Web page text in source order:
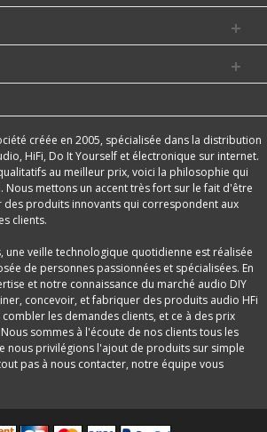
créée en 2005, spécialisée dans la distribution
HiFi, Do It Yourself et électronique sur internet.
au meilleur prix, voici la philosophie qui
Nous mettons un accent très fort sur le fait d'être
produits innovants qui correspondent aux
clients.
une veille technologique quotidienne est réalisée
de personnes passionnées et spécialisées. En
et notre connaissance du marché audio DIY
concevoir, et fabriquer des produits audio HFi
les demandes clients, et ce à des prix
sommes à l'écoute de nos clients tous les
nous privilégions l'ajout de produits sur simple
pas à nous contacter, notre équipe vous